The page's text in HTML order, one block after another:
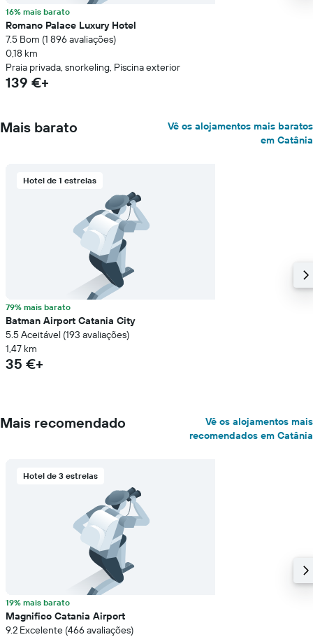
16% mais barato
Romano Palace Luxury Hotel
7.5 Bom (1 896 avaliações)
0,18 km
Praia privada, snorkeling, Piscina exterior
139 €+
Mais barato
Vê os alojamentos mais baratos
em Catânia
Hotel de 1 estrelas
79% mais barato
Batman Airport Catania City
5.5 Aceitável (193 avaliações)
1,47 km
35 €+
Mais recomendado
Vê os alojamentos mais
recomendados em Catânia
Hotel de 3 estrelas
19% mais barato
Magnifico Catania Airport
9.2 Excelente (466 avaliações)